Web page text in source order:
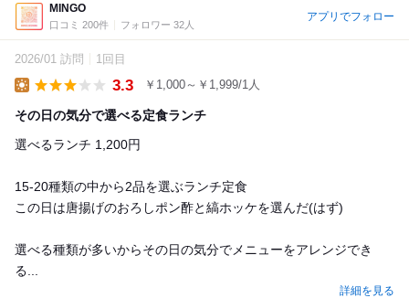
MINGO
口コミ 200件 フォロワー 32人
アプリでフォロー
2026/01 訪問 1回目
3.3 ￥1,000～￥1,999/1人
その日の気分で選べる定食ランチ
選べるランチ 1,200円
15-20種類の中から2品を選ぶランチ定食
この日は唐揚げのおろしポン酢と縞ホッケを選んだ(はず)
選べる種類が多いからその日の気分でメニューをアレンジでき
る...
詳細を見る